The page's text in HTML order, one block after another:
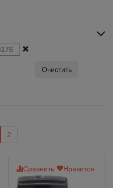
Очистить
2
Сравнить Нравится